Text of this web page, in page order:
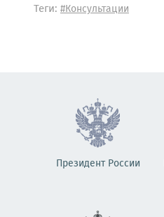
Теги: #Консультации
Президент России